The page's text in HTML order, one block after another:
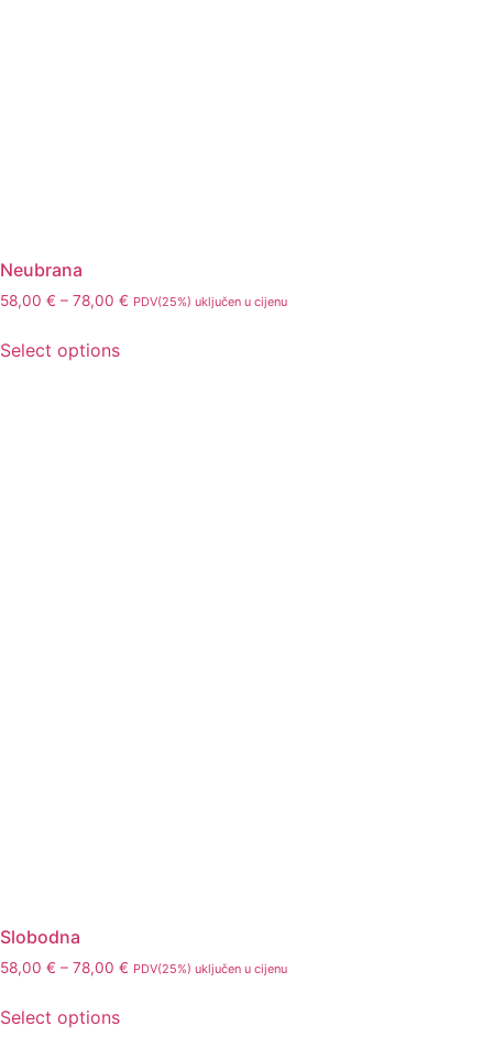
Neubrana
58,00 € – 78,00 € PDV(25%) uključen u cijenu
Select options
Slobodna
58,00 € – 78,00 € PDV(25%) uključen u cijenu
Select options